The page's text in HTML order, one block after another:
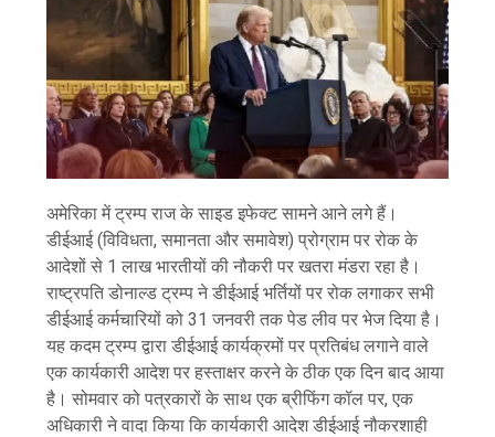
अमेरिका में ट्रम्प राज के साइड इफेक्ट सामने आने लगे हैं।
डीईआई (विविधता, समानता और समावेश) प्रोग्राम पर रोक के
आदेशों से 1 लाख भारतीयों की नौकरी पर खतरा मंडरा रहा है।
राष्ट्रपति डोनाल्ड ट्रम्प ने डीईआई भर्तियों पर रोक लगाकर सभी
डीईआई कर्मचारियों को 31 जनवरी तक पेड लीव पर भेज दिया है।
यह कदम ट्रम्प द्वारा डीईआई कार्यक्रमों पर प्रतिबंध लगाने वाले
एक कार्यकारी आदेश पर हस्ताक्षर करने के ठीक एक दिन बाद आया
है। सोमवार को पत्रकारों के साथ एक ब्रीफिंग कॉल पर, एक
अधिकारी ने वादा किया कि कार्यकारी आदेश डीईआई नौकरशाही